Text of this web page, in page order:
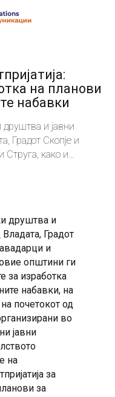
на планови
набавки
и јавни
Градот Скопје и
Струга, како и
за интегритет во
друштва и
Владата, Градот
и
општини ги
за изработка
набавки, на
почетокот од
во
јавни
на
за
за